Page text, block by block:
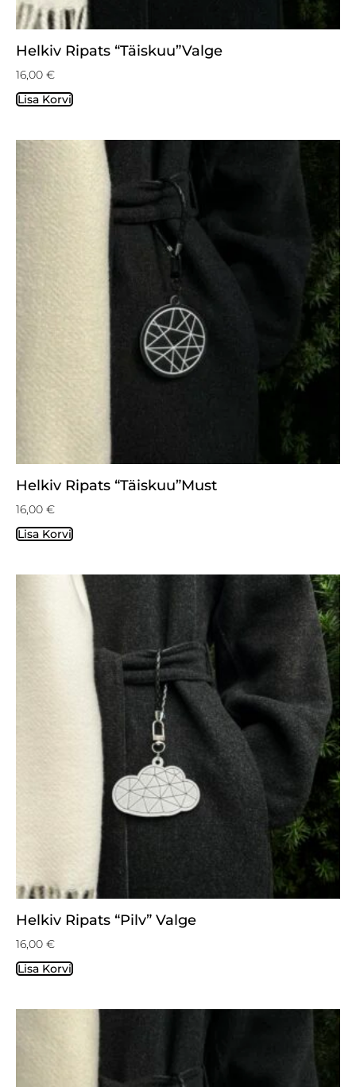
Helkiv Ripats “Täiskuu”valge
16,00 €
Lisa Korvi
Helkiv Ripats “Täiskuu”must
16,00 €
Lisa Korvi
Helkiv Ripats “Pilv” Valge
16,00 €
Lisa Korvi